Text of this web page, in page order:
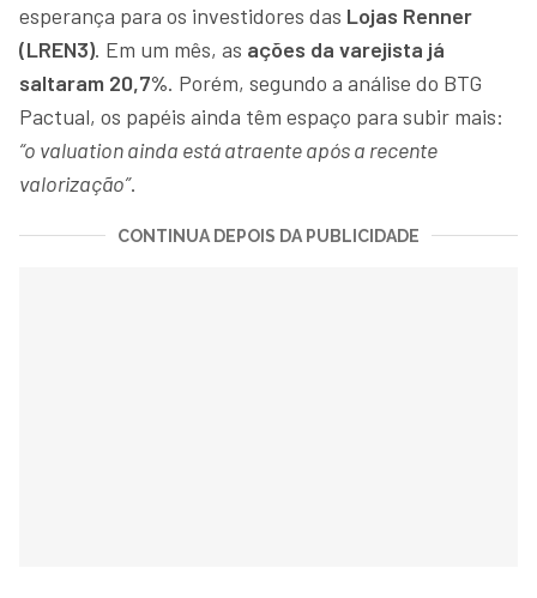
esperança para os investidores das Lojas Renner
(LREN3). Em um mês, as ações da varejista já
saltaram 20,7%. Porém, segundo a análise do BTG
Pactual, os papéis ainda têm espaço para subir mais:
“o valuation ainda está atraente após a recente
valorização”.
CONTINUA DEPOIS DA PUBLICIDADE